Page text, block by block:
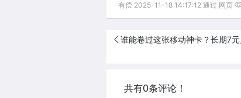
有偿 2025-11-18 14:17:12 通过 网页
谁能卷过这张移动神卡？长期7
共有0条评论！